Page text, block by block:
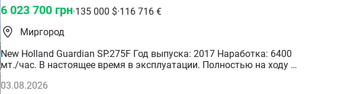
6 023 700 грн·135 000 $·116 716 €
Миргород
New Holland Guardian SP.275F Год выпуска: 2017 Наработка: 6400
мт./час. В настоящее время в эксплуатации. Полностью на ходу и
комплекте с навигационной системой Trimble Pro 700 Продажа
03.08.2026